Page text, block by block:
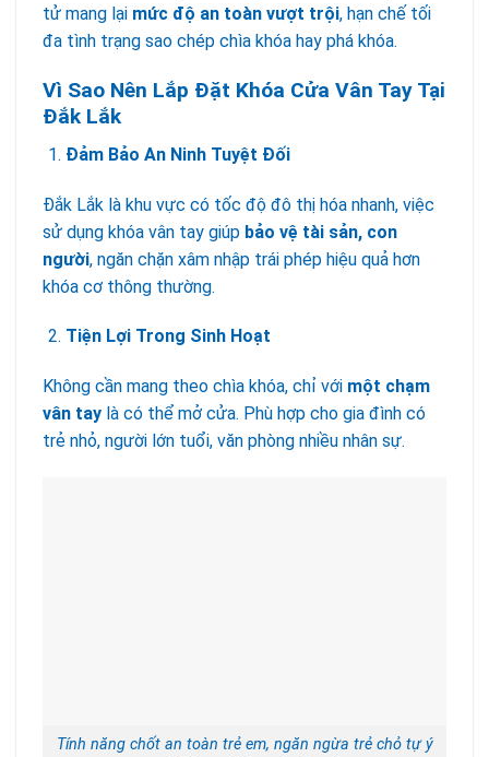
tử mang lại mức độ an toàn vượt trội, hạn chế tối
đa tình trạng sao chép chìa khóa hay phá khóa.
Vì Sao Nên Lắp Đặt Khóa Cửa Vân Tay Tại
Đắk Lắk
Đảm Bảo An Ninh Tuyệt Đối
Đắk Lắk là khu vực có tốc độ đô thị hóa nhanh, việc
sử dụng khóa vân tay giúp bảo vệ tài sản, con
người, ngăn chặn xâm nhập trái phép hiệu quả hơn
khóa cơ thông thường.
Tiện Lợi Trong Sinh Hoạt
Không cần mang theo chìa khóa, chỉ với một chạm
vân tay là có thể mở cửa. Phù hợp cho gia đình có
trẻ nhỏ, người lớn tuổi, văn phòng nhiều nhân sự.
Tính năng chốt an toàn trẻ em, ngăn ngừa trẻ chỏ tự ý